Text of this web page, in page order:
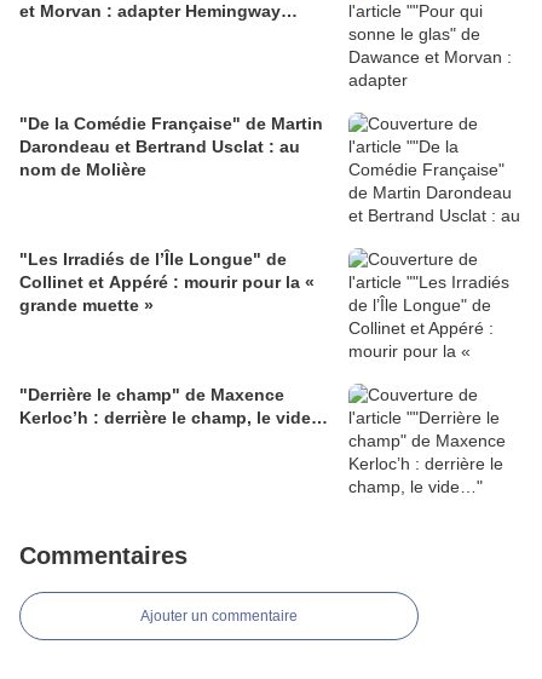
et Morvan : adapter Hemingway…
"De la Comédie Française" de Martin
Darondeau et Bertrand Usclat : au
nom de Molière
"Les Irradiés de l’Île Longue" de
Collinet et Appéré : mourir pour la «
grande muette »
"Derrière le champ" de Maxence
Kerloc’h : derrière le champ, le vide…
Commentaires
Ajouter un commentaire